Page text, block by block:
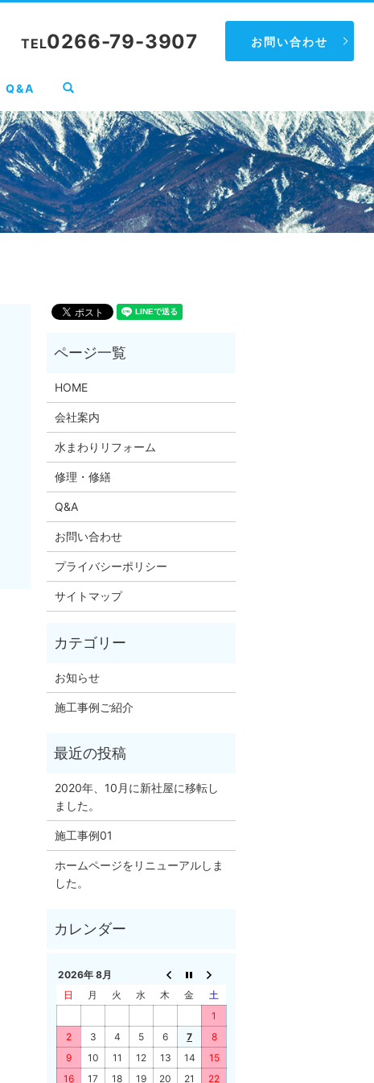
Q&A search
TEL0266-79-3907 お問い合わせ
HOME
会社案内
水まわりリフォーム
修理・修繕
Q&A
お問い合わせ
プライバシーポリシー
サイトマップ
お知らせ
施工事例ご紹介
2020年、10月に新社屋に移転し
ました。
施工事例01
ホームページをリニューアルしま
した。
2026年 8月
日
月 火 水 木 金
土
1
2
3 4 5 6 7
8
9
10 11 12 13 14
15
16
17 18 19 20 21 22